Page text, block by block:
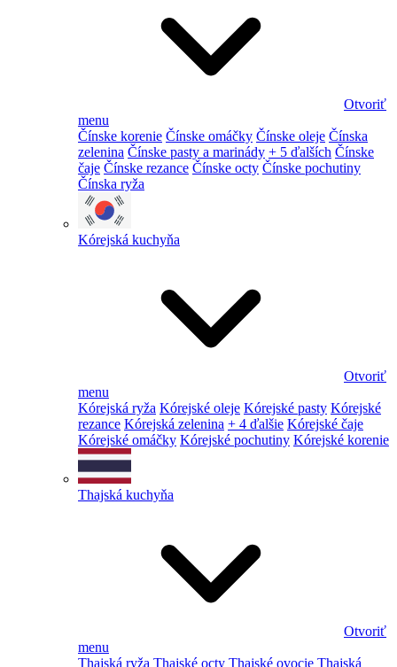
Otvoriť
menu
Čínske korenie Čínske omáčky Čínske oleje Čínska
zelenina Čínske pasty a marinády + 5 ďalších Čínske
čaje Čínske rezance Čínske octy Čínske pochutiny
Čínska ryža
Kórejská kuchyňa
Otvoriť
menu
Kórejská ryža Kórejské oleje Kórejské pasty Kórejské
rezance Kórejská zelenina + 4 ďalšie Kórejské čaje
Kórejské omáčky Kórejské pochutiny Kórejské korenie
Thajská kuchyňa
Otvoriť
menu
Thajská ryža Thajské octy Thajské ovocie Thajská